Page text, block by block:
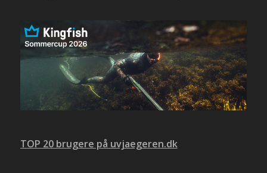
TOP 20 brugere på uvjaegeren.dk